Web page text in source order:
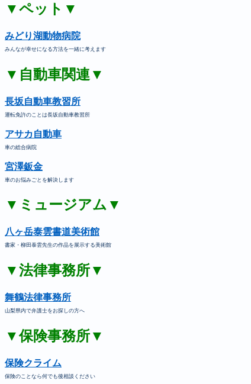
▼ペット▼
みどり湖動物病院
みんなが幸せになる方法を一緒に考えます
▼自動車関連▼
長坂自動車教習所
運転免許のことは長坂自動車教習所
アサカ自動車
車の総合病院
宮澤鈑金
車のお悩みごとを解決します
▼ミュージアム▼
八ヶ岳泰雲書道美術館
書家・柳田泰雲先生の作品を展示する美術館
▼法律事務所▼
舞鶴法律事務所
山梨県内で弁護士をお探しの方へ
▼保険事務所▼
保険クライム
保険のことなら何でも後相談ください